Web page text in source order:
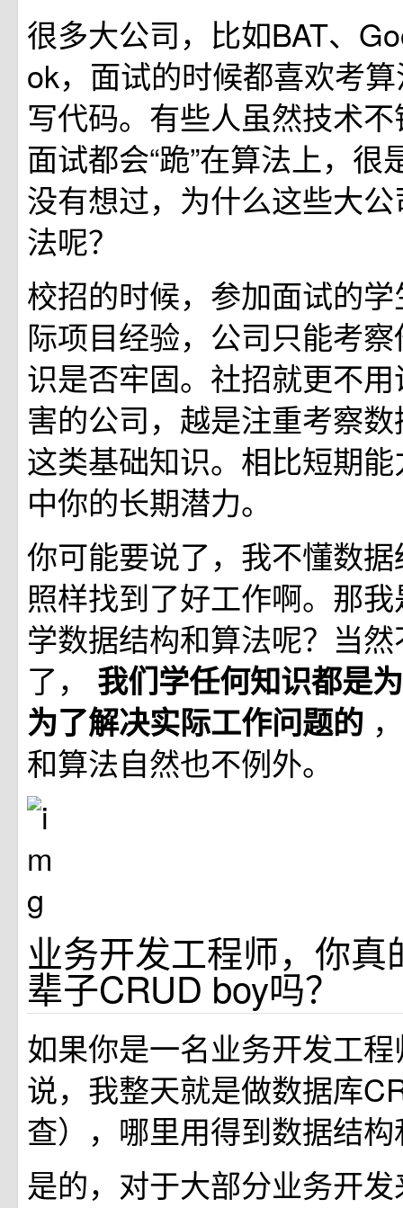
很多大公司，比如BAT、
ok，面试的时候都喜欢考
写代码。有些人虽然技术
面试都会“跪”在算法上，很
没有想过，为什么这些大
法呢？
校招的时候，参加面试的
际项目经验，公司只能考
识是否牢固。社招就更不
害的公司，越是注重考察
这类基础知识。相比短期
中你的长期潜力。
你可能要说了，我不懂数
照样找到了好工作啊。那
学数据结构和算法呢？当
了， 我们学任何知识都是
为了解决实际工作问题的
和算法自然也不例外。
业务开发工程师，你真
辈子CRUD boy吗？
如果你是一名业务开发工
说，我整天就是做数据库
查），哪里用得到数据结
是的，对于大部分业务开